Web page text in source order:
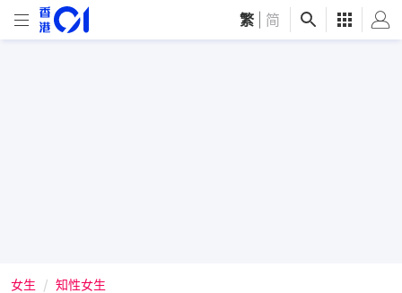
繁 简
女生 知性女生